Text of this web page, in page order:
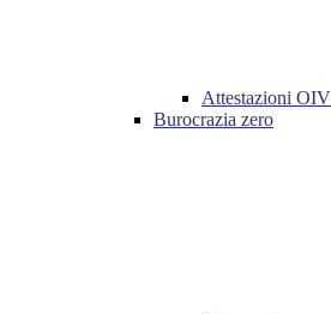
Attestazioni
Burocrazia zero